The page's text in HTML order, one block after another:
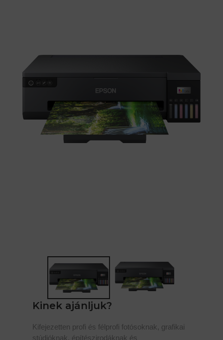
Kinek ajánljuk?
Kifejezetten profi és félprofi fotósoknak, grafikai
stúdióknak, építészirodáknak és